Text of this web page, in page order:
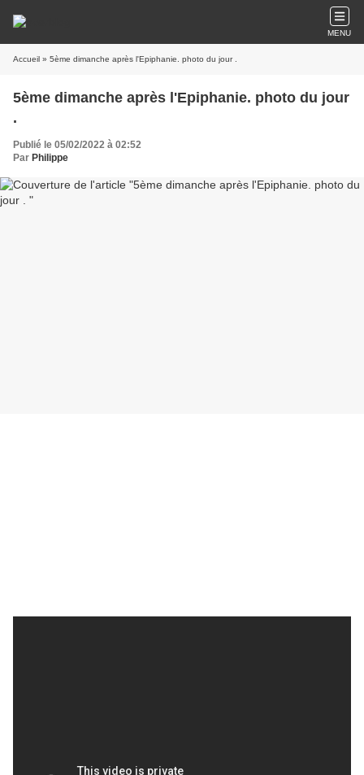
MENU
Accueil » 5ème dimanche après l'Epiphanie. photo du jour .
5ème dimanche après l'Epiphanie. photo du jour
.
Publié le 05/02/2022 à 02:52
Par Philippe